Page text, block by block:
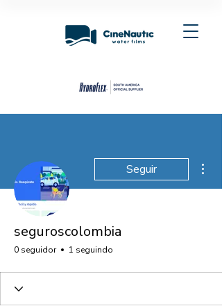
Seguir
seguroscolombia
0 seguidor 1 seguindo